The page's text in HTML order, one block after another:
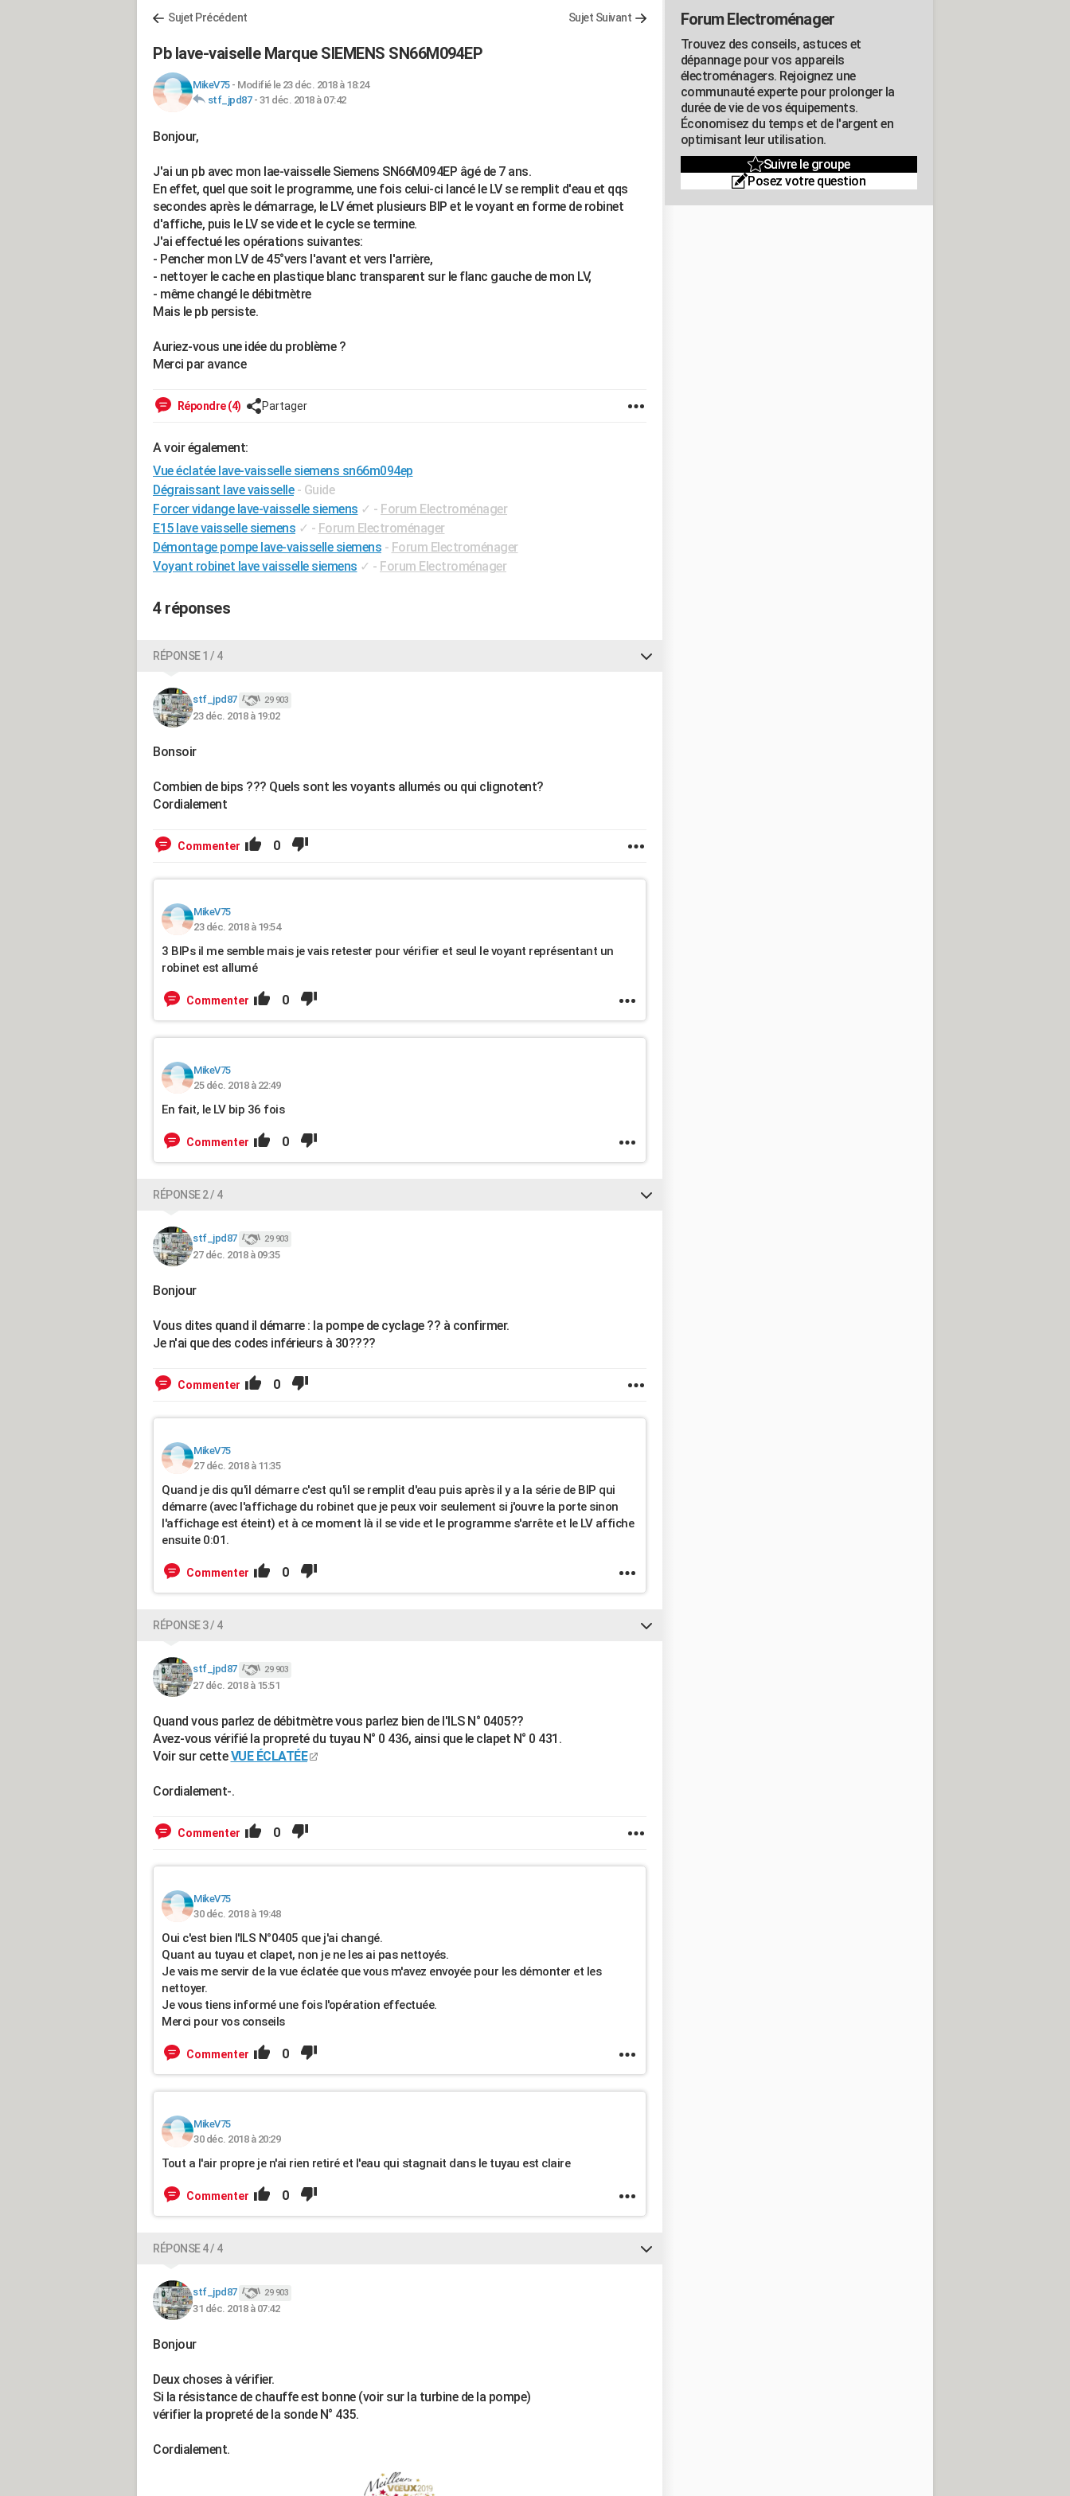
Sujet Précédent Sujet Suivant
Pb lave-vaiselle Marque SIEMENS SN66M094EP
MikeV75- Modifié le 23 déc. 2018 à 18:24
stf_jpd87- 31 déc. 2018 à 07:42
Bonjour,
J'ai un pb avec mon lae-vaisselle Siemens SN66M094EP âgé de 7 ans.
En effet, quel que soit le programme, une fois celui-ci lancé le LV se remplit d'eau et qqs
secondes après le démarrage, le LV émet plusieurs BIP et le voyant en forme de robinet
d'affiche, puis le LV se vide et le cycle se termine.
J'ai effectué les opérations suivantes:
- Pencher mon LV de 45°vers l'avant et vers l'arrière,
- nettoyer le cache en plastique blanc transparent sur le flanc gauche de mon LV,
- même changé le débitmètre
Mais le pb persiste.
Auriez-vous une idée du problème ?
Merci par avance
Répondre (4) Partager
A voir également:
Vue éclatée lave-vaisselle siemens sn66m094ep
Dégraissant lave vaisselle - Guide
Forcer vidange lave-vaisselle siemens ✓ - Forum Electroménager
E15 lave vaisselle siemens ✓ - Forum Electroménager
Démontage pompe lave-vaisselle siemens - Forum Electroménager
Voyant robinet lave vaisselle siemens ✓ - Forum Electroménager
4 réponses
RÉPONSE 1 / 4
stf_jpd87 29 903
23 déc. 2018 à 19:02
Bonsoir
Combien de bips ??? Quels sont les voyants allumés ou qui clignotent?
Cordialement
Commenter 0
MikeV75
23 déc. 2018 à 19:54
3 BIPs il me semble mais je vais retester pour vérifier et seul le voyant représentant un
robinet est allumé
Commenter 0
MikeV75
25 déc. 2018 à 22:49
En fait, le LV bip 36 fois
Commenter 0
RÉPONSE 2 / 4
stf_jpd87 29 903
27 déc. 2018 à 09:35
Bonjour
Vous dites quand il démarre : la pompe de cyclage ?? à confirmer.
Je n'ai que des codes inférieurs à 30????
Commenter 0
MikeV75
27 déc. 2018 à 11:35
Quand je dis qu'il démarre c'est qu'il se remplit d'eau puis après il y a la série de BIP qui
démarre (avec l'affichage du robinet que je peux voir seulement si j'ouvre la porte sinon
l'affichage est éteint) et à ce moment là il se vide et le programme s'arrête et le LV affiche
ensuite 0:01.
Commenter 0
RÉPONSE 3 / 4
stf_jpd87 29 903
27 déc. 2018 à 15:51
Quand vous parlez de débitmètre vous parlez bien de l'ILS N° 0405??
Avez-vous vérifié la propreté du tuyau N° 0 436, ainsi que le clapet N° 0 431.
Voir sur cetteVUE ÉCLATÉE
Cordialement-.
Commenter 0
MikeV75
30 déc. 2018 à 19:48
Oui c'est bien l'ILS N°0405 que j'ai changé.
Quant au tuyau et clapet, non je ne les ai pas nettoyés.
Je vais me servir de la vue éclatée que vous m'avez envoyée pour les démonter et les
nettoyer.
Je vous tiens informé une fois l'opération effectuée.
Merci pour vos conseils
Commenter 0
MikeV75
30 déc. 2018 à 20:29
Tout a l'air propre je n'ai rien retiré et l'eau qui stagnait dans le tuyau est claire
Commenter 0
RÉPONSE 4 / 4
stf_jpd87 29 903
31 déc. 2018 à 07:42
Bonjour
Deux choses à vérifier.
Si la résistance de chauffe est bonne (voir sur la turbine de la pompe)
vérifier la propreté de la sonde N° 435.
Cordialement.
Forum Electroménager
Trouvez des conseils, astuces et
dépannage pour vos appareils
électroménagers. Rejoignez une
communauté experte pour prolonger la
durée de vie de vos équipements.
Économisez du temps et de l'argent en
optimisant leur utilisation.
Suivre le groupe
Posez votre question